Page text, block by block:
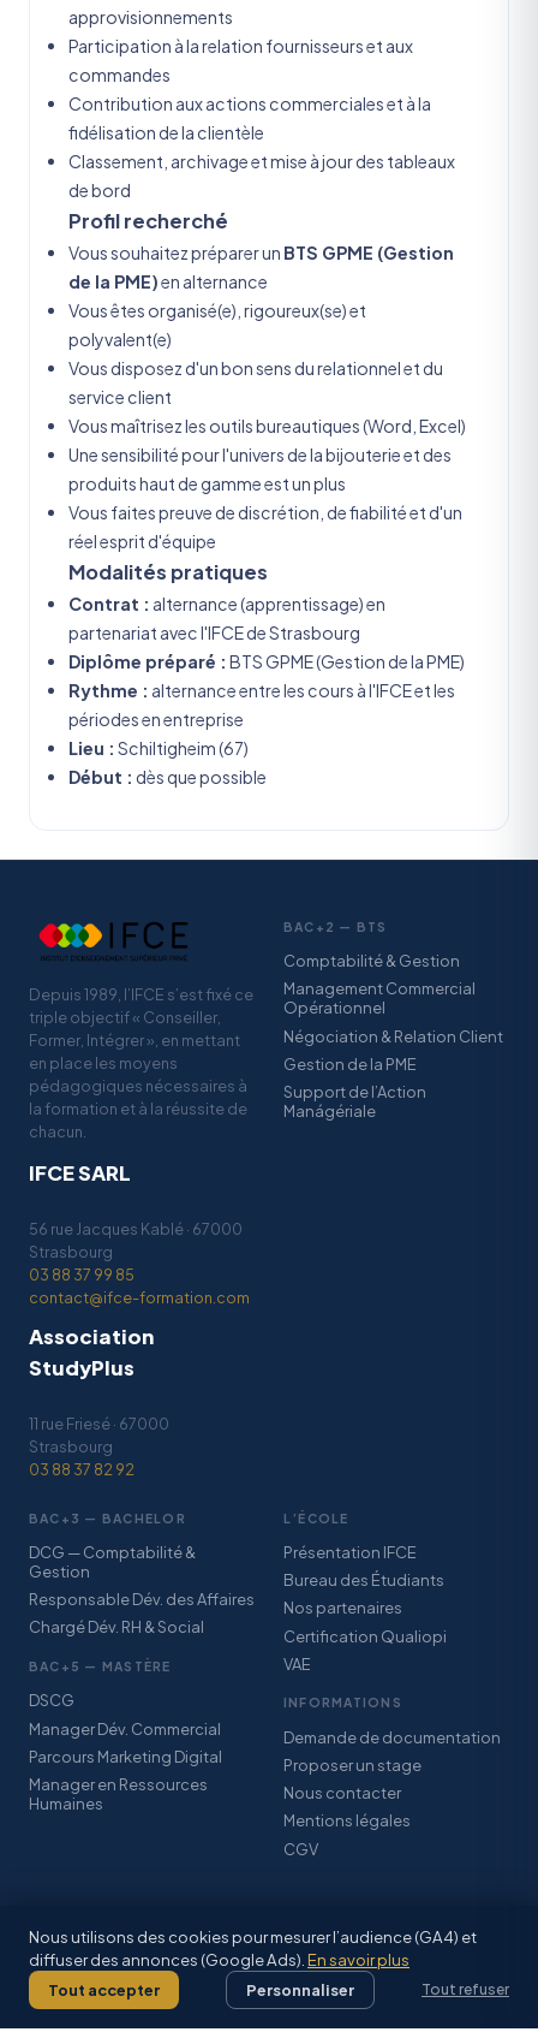
approvisionnements
Participation à la relation fournisseurs et aux
commandes
Contribution aux actions commerciales et à la
fidélisation de la clientèle
Classement, archivage et mise à jour des tableaux
de bord
Profil recherché
Vous souhaitez préparer un BTS GPME (Gestion
de la PME)en alternance
Vous êtes organisé(e), rigoureux(se) et
polyvalent(e)
Vous disposez d'un bon sens du relationnel et du
service client
Vous maîtrisez les outils bureautiques (Word, Excel)
Une sensibilité pour l'univers de la bijouterie et des
produits haut de gamme est un plus
Vous faites preuve de discrétion, de fiabilité et d'un
réel esprit d'équipe
Modalités pratiques
Contrat : alternance (apprentissage) en
partenariat avec l'IFCE de Strasbourg
Diplôme préparé : BTS GPME (Gestion de la PME)
Rythme : alternance entre les cours à l'IFCE et les
périodes en entreprise
Lieu : Schiltigheim (67)
Début : dès que possible
Depuis 1989, l’IFCE s’est fixé ce
triple objectif « Conseiller,
Former, Intégrer », en mettant
en place les moyens
pédagogiques nécessaires à
la formation et à la réussite de
chacun.
IFCE SARL
56 rue Jacques Kablé · 67000
Strasbourg
03 88 37 99 85
contact@ifce-formation.com
Association
StudyPlus
11 rue Friesé · 67000
Strasbourg
03 88 37 82 92
BAC+2 — BTS
Comptabilité & Gestion
Management Commercial
Opérationnel
Négociation & Relation Client
Gestion de la PME
Support de l’Action
Manágériale
BAC+3 — BACHELOR
DCG — Comptabilité &
Gestion
Responsable Dév. des Affaires
Chargé Dév. RH & Social
BAC+5 — MASTÈRE
DSCG
Manager Dév. Commercial
Parcours Marketing Digital
Manager en Ressources
Humaines
L’ÉCOLE
Présentation IFCE
Bureau des Étudiants
Nos partenaires
Certification Qualiopi
VAE
INFORMATIONS
Demande de documentation
Proposer un stage
Nous contacter
Mentions légales
CGV
© IFCE SARL · Association StudyPlus · Certification Qualiopi · CFA
Grand-Est Alsace
Mentions légales
Facebook·Inscriptions 2026–2027
Nous utilisons des cookies pour mesurer l’audience (GA4) et
diffuser des annonces (Google Ads). En savoir plus
Tout accepter Personnaliser Tout refuser